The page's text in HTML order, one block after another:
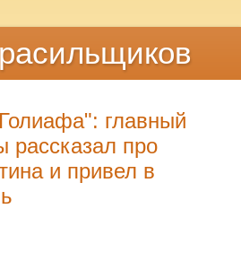
главный
рассказал про
и привел в